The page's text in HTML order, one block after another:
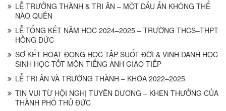
LỄ TRƯỞNG THÀNH & TRI ÂN – MỘT DẤU ẤN KHÔNG THỂ
NÀO QUÊN
LỄ TỔNG KẾT NĂM HỌC 2024–2025 – TRƯỜNG THCS–THPT
HỒNG ĐỨC
SƠ KẾT HOẠT ĐỘNG HỌC TẬP SUỐT ĐỜI & VINH DANH HỌC
SINH HỌC TỐT MÔN TIẾNG ANH GIAO TIẾP
LỄ TRI ÂN VÀ TRƯỞNG THÀNH – KHÓA 2022–2025
TIN VUI TỪ HỘI NGHỊ TUYÊN DƯƠNG – KHEN THƯỞNG CỦA
THÀNH PHỐ THỦ ĐỨC